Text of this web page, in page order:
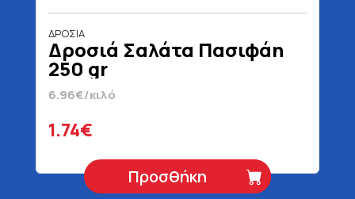
ΔΡΟΣΙΑ
Δροσιά Σαλάτα Πασιφάη
250 gr
6.96€/κιλό
1.74€
Προσθήκη